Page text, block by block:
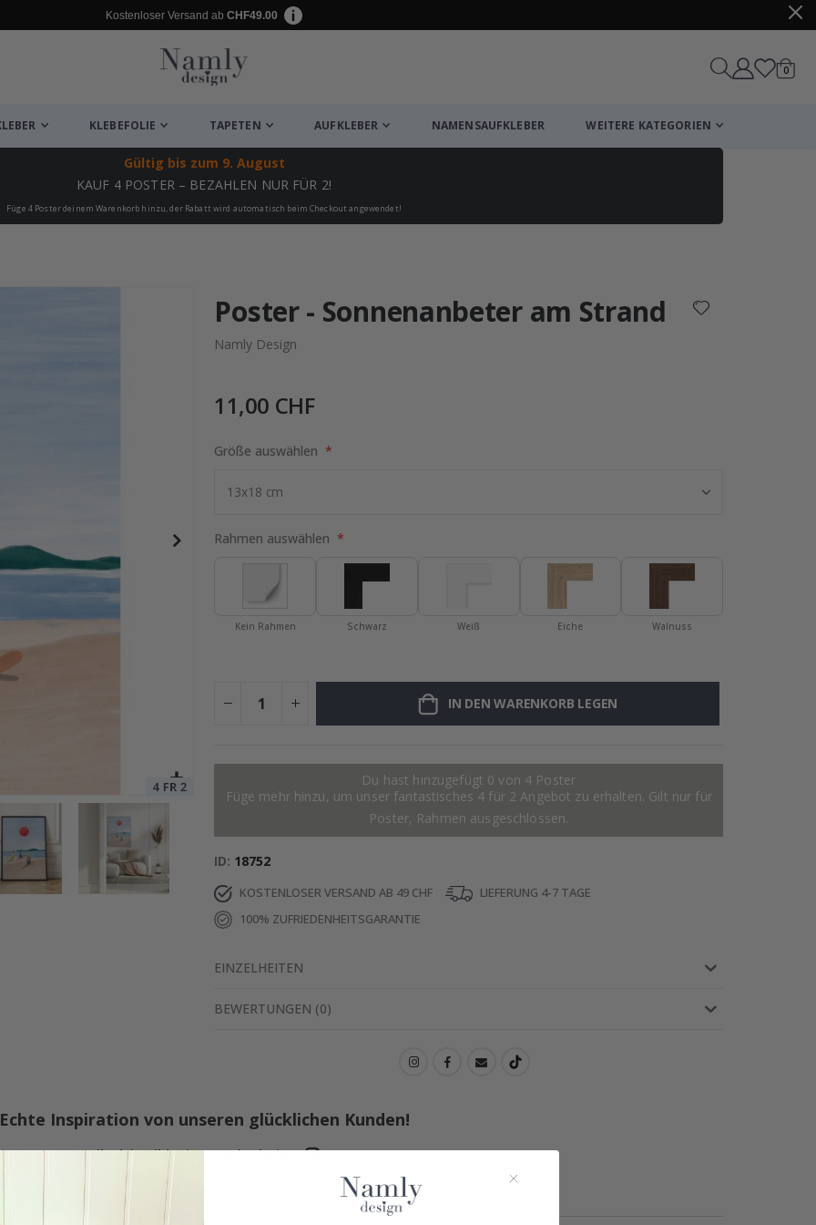
Kostenloser Versand ab CHF49.00
Wagen
0
KLEBEFOLIE TAPETEN AUFKLEBER NAMENSAUFKLEBER WEITERE KATEGORIEN
Gültig bis zum 9. August
KAUF 4 POSTER – BEZAHLEN NUR FÜR 2!
Füge 4 Poster deinem Warenkorb hinzu, der Rabatt wird automatisch beim Checkout angewendet!
15,00 €
Poster - Sonnenanbeter am Strand
Namly Design
11,00 CHF
Größe auswählen
Rahmen auswählen
Kein Rahmen Schwarz Weiß Eiche Walnuss
IN DEN WARENKORB LEGEN
Du hast hinzugefügt 0 von 4 Poster
Füge mehr hinzu, um unser fantastisches 4 für 2 Angebot zu erhalten. Gilt nur für
Poster, Rahmen ausgeschlossen.
ID 18752
KOSTENLOSER VERSAND AB 49 CHF
LIEFERUNG 4-7 TAGE
100% ZUFRIEDENHEITSGARANTIE
EINZELHEITEN
BEWERTUNGEN (0)
Echte Inspiration von unseren glücklichen Kunden!
Teile dein Bild mit #namly_design
Ähnliche produkte